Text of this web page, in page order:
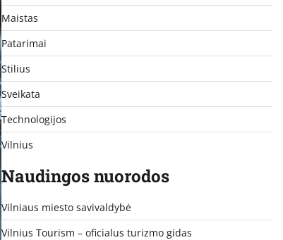
Maistas
Patarimai
Stilius
Sveikata
Technologijos
Vilnius
Naudingos nuorodos
Vilniaus miesto savivaldybė
Vilnius Tourism – oficialus turizmo gidas